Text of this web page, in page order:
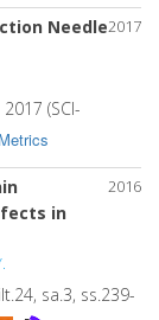
2017
Needle
(SCI-
2016
in
sa.3, ss.239-